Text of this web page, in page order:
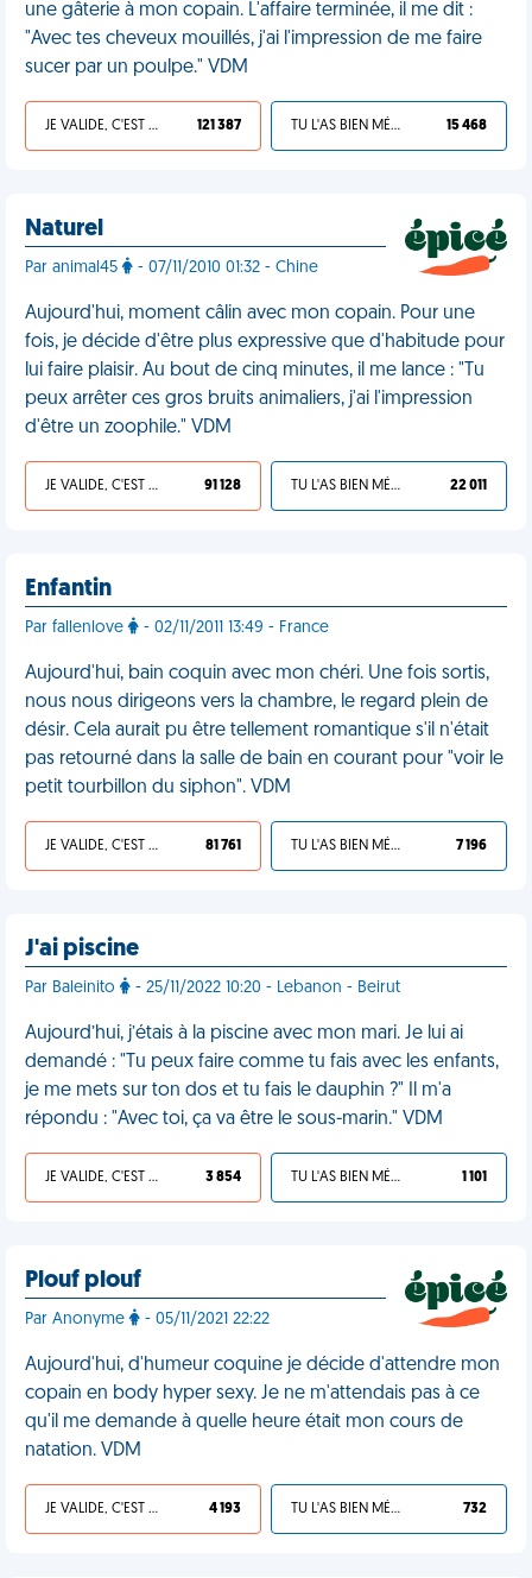
une gâterie à mon copain. L'affaire terminée, il me dit :
"Avec tes cheveux mouillés, j'ai l'impression de me faire
sucer par un poulpe." VDM
JE VALIDE, C'EST UNE VDM 121 387 TU L'AS BIEN MÉRITÉ 15 468
Naturel
Par animal45 - 07/11/2010 01:32 - Chine
Aujourd'hui, moment câlin avec mon copain. Pour une
fois, je décide d'être plus expressive que d'habitude pour
lui faire plaisir. Au bout de cinq minutes, il me lance : "Tu
peux arrêter ces gros bruits animaliers, j'ai l'impression
d'être un zoophile." VDM
JE VALIDE, C'EST UNE VDM 91 128 TU L'AS BIEN MÉRITÉ 22 011
Enfantin
Par fallenlove - 02/11/2011 13:49 - France
Aujourd'hui, bain coquin avec mon chéri. Une fois sortis,
nous nous dirigeons vers la chambre, le regard plein de
désir. Cela aurait pu être tellement romantique s'il n'était
pas retourné dans la salle de bain en courant pour "voir le
petit tourbillon du siphon". VDM
JE VALIDE, C'EST UNE VDM 81 761 TU L'AS BIEN MÉRITÉ 7 196
J'ai piscine
Par Baleinito - 25/11/2022 10:20 - Lebanon - Beirut
Aujourd’hui, j’étais à la piscine avec mon mari. Je lui ai
demandé : "Tu peux faire comme tu fais avec les enfants,
je me mets sur ton dos et tu fais le dauphin ?" Il m'a
répondu : "Avec toi, ça va être le sous-marin." VDM
JE VALIDE, C'EST UNE VDM 3 854 TU L'AS BIEN MÉRITÉ 1 101
Plouf plouf
Par Anonyme - 05/11/2021 22:22
Aujourd'hui, d'humeur coquine je décide d'attendre mon
copain en body hyper sexy. Je ne m'attendais pas à ce
qu'il me demande à quelle heure était mon cours de
natation. VDM
JE VALIDE, C'EST UNE VDM 4 193 TU L'AS BIEN MÉRITÉ 732